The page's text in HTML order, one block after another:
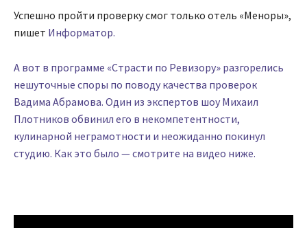
Успешно пройти проверку смог только отель «Меноры»,
пишет Информатор.
А вот в программе «Страсти по Ревизору» разгорелись
нешуточные споры по поводу качества проверок
Вадима Абрамова. Один из экспертов шоу Михаил
Плотников обвинил его в некомпетентности,
кулинарной неграмотности и неожиданно покинул
студию. Как это было — смотрите на видео ниже.